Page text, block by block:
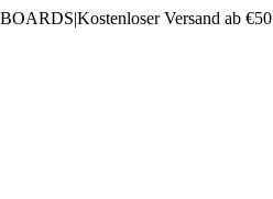
|Kostenloser Versand ab €50